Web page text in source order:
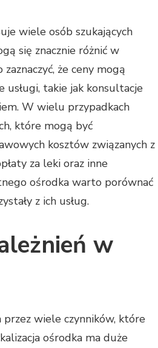
wiele osób szukających
się znacznie różnić w
że ceny mogą
takie jak konsultacje
W wielu przypadkach
które mogą być
kosztów związanych z
za leki oraz inne
ośrodka warto porównać
z ich usług.
w
wiele czynników, które
ośrodka ma duże